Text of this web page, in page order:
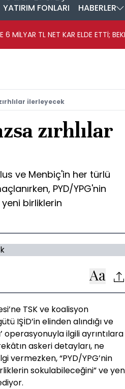
YATIRIM FONLARI HABERLER
6 MİLYAR TL NET KAR ELDE ETTİ;
ilerleyecek
zırhlılar
ve Menbiç'in her türlü
PYD/YPG'nin
birliklerin
TSK ve koalisyon
IŞİD’in elinden alındığı ve
operasyonuyla ilgili ayrıntılara
askeri detayları, ne
vermezken, “PYD/YPG’nin
sokulabileceğini” ve